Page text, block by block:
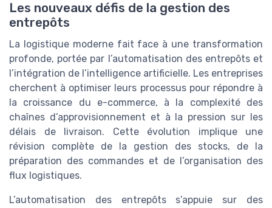
Les nouveaux défis de la gestion des
entrepôts
La logistique moderne fait face à une transformation
profonde, portée par l’automatisation des entrepôts et
l’intégration de l’intelligence artificielle. Les entreprises
cherchent à optimiser leurs processus pour répondre à
la croissance du e-commerce, à la complexité des
chaînes d’approvisionnement et à la pression sur les
délais de livraison. Cette évolution implique une
révision complète de la gestion des stocks, de la
préparation des commandes et de l’organisation des
flux logistiques.
L’automatisation des entrepôts s’appuie sur des